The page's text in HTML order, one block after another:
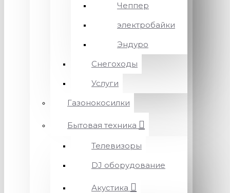
Чеппер
электробайки
Эндуро
Снегоходы
Услуги
Газонокосилки
Бытовая техника
Телевизоры
DJ оборудование
Акустика